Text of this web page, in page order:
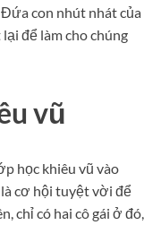
con nhút nhát của
để làm cho chúng
vũ
học khiêu vũ vào
cơ hội tuyệt vời để
chỉ có hai cô gái ở đó,